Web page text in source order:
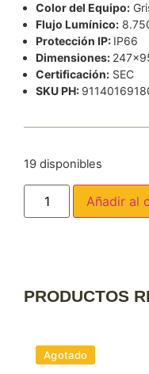
Color del Equipo:
Flujo Lumínico:
Protección IP: IP66
Dimensiones:
Certificación: SEC
SKU PH:
19 disponibles
Añadir al
PRODUCTOS
Agotado